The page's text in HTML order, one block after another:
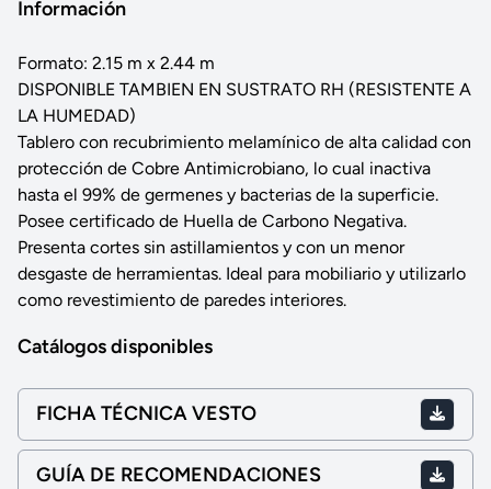
Información
Formato: 2.15 m x 2.44 m
DISPONIBLE TAMBIEN EN SUSTRATO RH (RESISTENTE A
LA HUMEDAD)
Tablero con recubrimiento melamínico de alta calidad con
protección de Cobre Antimicrobiano, lo cual inactiva
hasta el 99% de germenes y bacterias de la superficie.
Posee certificado de Huella de Carbono Negativa.
Presenta cortes sin astillamientos y con un menor
desgaste de herramientas. Ideal para mobiliario y utilizarlo
como revestimiento de paredes interiores.
Catálogos disponibles
FICHA TÉCNICA VESTO
GUÍA DE RECOMENDACIONES